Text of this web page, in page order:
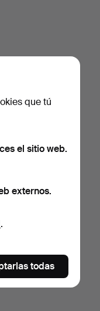
concluidas
que tú
el sitio web.
externos.
.
todas